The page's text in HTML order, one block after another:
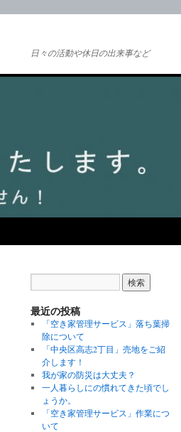
日々の活動や休日の出来事など
最近の投稿
「空き家管理サービス」落ち葉掃
除について
「中央区高志2丁目」売地をご紹
介します！
我が家の防災は大丈夫？
一人暮らしにの慣れてきた頃でし
ょうか。
「空き家管理サービス」作業につ
いて